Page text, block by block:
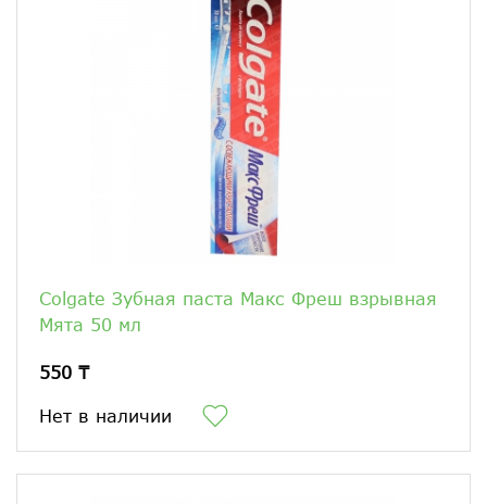
Colgate Зубная паста Макс Фреш взрывная
Мята 50 мл
550 ₸
Нет в наличии